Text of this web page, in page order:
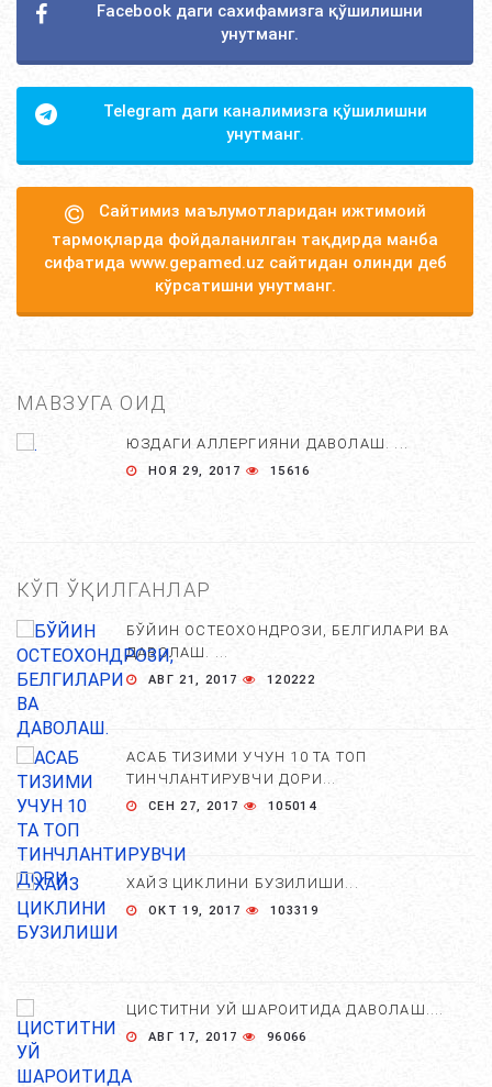
Facebook даги сахифамизга қўшилишни
унутманг.
Telegram даги каналимизга қўшилишни
унутманг.
Сайтимиз маълумотларидан ижтимоий
тармоқларда фойдаланилган тақдирда манба
сифатида www.gepamed.uz сайтидан олинди деб
кўрсатишни унутманг.
МАВЗУГА ОИД
ЮЗДАГИ АЛЛЕРГИЯНИ ДАВОЛАШ. ...
НОЯ 29, 2017 15616
КЎП ЎҚИЛГАНЛАР
БЎЙИН ОСТЕОХОНДРОЗИ, БЕЛГИЛАРИ ВА
ДАВОЛАШ. ...
АВГ 21, 2017 120222
АСАБ ТИЗИМИ УЧУН 10 ТА ТОП
ТИНЧЛАНТИРУВЧИ ДОРИ...
СЕН 27, 2017 105014
ХАЙЗ ЦИКЛИНИ БУЗИЛИШИ...
ОКТ 19, 2017 103319
ЦИСТИТНИ УЙ ШАРОИТИДА ДАВОЛАШ....
АВГ 17, 2017 96066